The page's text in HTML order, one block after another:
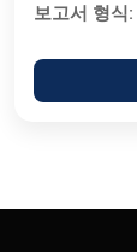
보고서 형식: